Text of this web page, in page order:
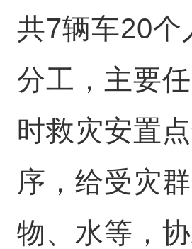
共7辆车20个
分工，主要
时救灾安置
序，给受灾
物、水等，